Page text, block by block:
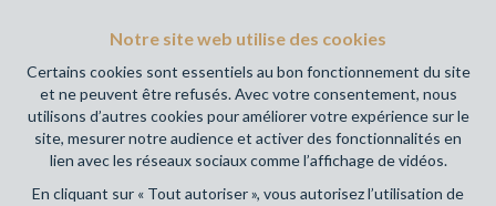
Notre site web utilise des cookies
Certains cookies sont essentiels au bon fonctionnement du site
et ne peuvent être refusés. Avec votre consentement, nous
utilisons d’autres cookies pour améliorer votre expérience sur le
site, mesurer notre audience et activer des fonctionnalités en
lien avec les réseaux sociaux comme l’affichage de vidéos.
En cliquant sur « Tout autoriser », vous autorisez l’utilisation de
RC professionnelle et cautionnement via AXA Belgium SA,
Couverture valable pour les activités réalisées en Belgique
Votre agence immobilière de référence sur Namur et en
Wallonie !